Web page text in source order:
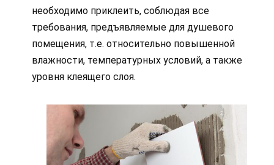
необходимо приклеить, соблюдая все
требования, предъявляемые для душевого
помещения, т.е. относительно повышенной
влажности, температурных условий, а также
уровня клеящего слоя.